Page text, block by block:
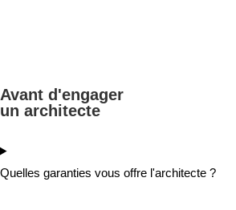
Avant d'engager
un architecte
Quelles garanties vous offre l'architecte ?